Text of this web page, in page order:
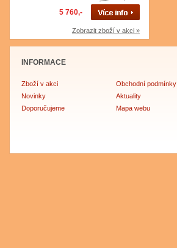
5 760,-
Zobrazit zboží v akci »
INFORMACE
Zboží v akci
Novinky
Doporučujeme
Obchodní podmínky
Aktuality
Mapa webu